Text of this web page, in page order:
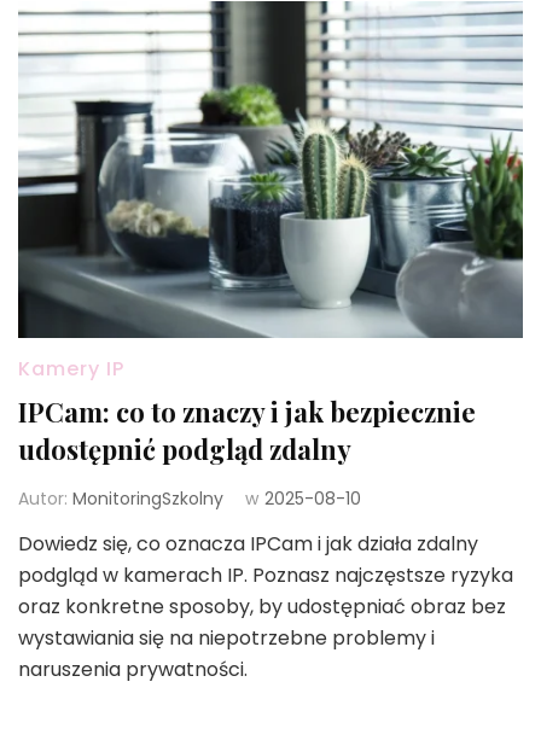
Kamery IP
IPCam: co to znaczy i jak bezpiecznie
udostępnić podgląd zdalny
Autor: MonitoringSzkolny w 2025-08-10
Dowiedz się, co oznacza IPCam i jak działa zdalny
podgląd w kamerach IP. Poznasz najczęstsze ryzyka
oraz konkretne sposoby, by udostępniać obraz bez
wystawiania się na niepotrzebne problemy i
naruszenia prywatności.